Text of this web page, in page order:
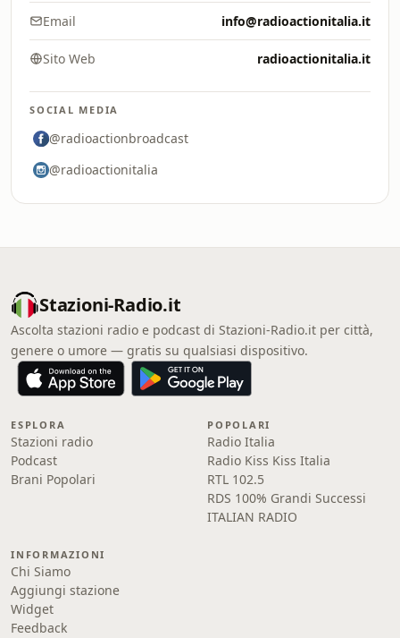
Email info@radioactionitalia.it
Sito Web radioactionitalia.it
SOCIAL MEDIA
@radioactionbroadcast
@radioactionitalia
Stazioni-Radio.it
Ascolta stazioni radio e podcast di Stazioni-Radio.it per città,
genere o umore — gratis su qualsiasi dispositivo.
ESPLORA
Stazioni radio
Podcast
Brani Popolari
POPOLARI
Radio Italia
Radio Kiss Kiss Italia
RTL 102.5
RDS 100% Grandi Successi
ITALIAN RADIO
INFORMAZIONI
Chi Siamo
Aggiungi stazione
Widget
Feedback